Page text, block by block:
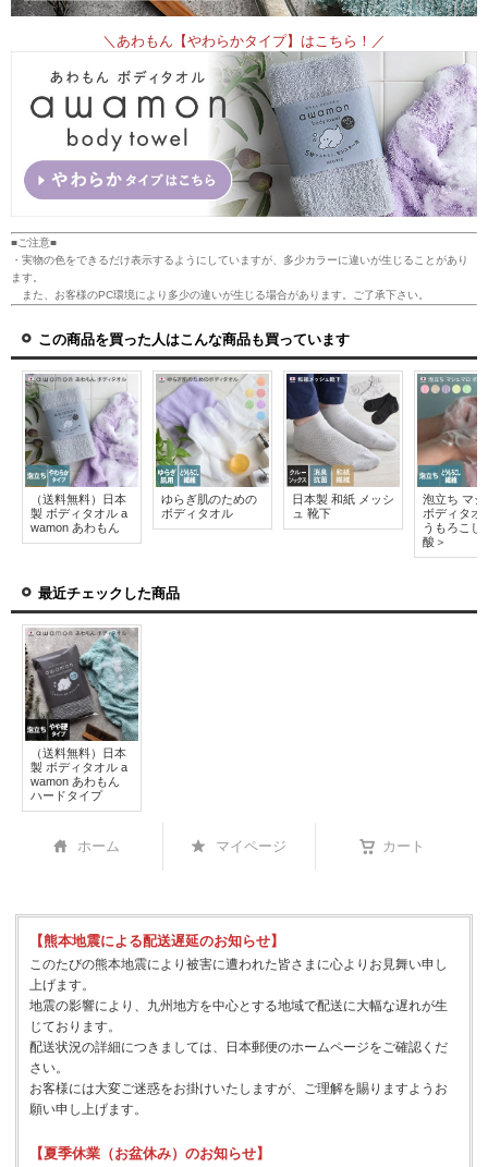
＼あわもん【やわらかタイプ】はこちら！／
■ご注意■
・実物の色をできるだけ表示するようにしていますが、多少カラーに違いが生じることがあり
ます。
また、お客様のPC環境により多少の違いが生じる場合があります。ご了承下さい。
この商品を買った人はこんな商品も買っています
（送料無料）日本
製 ボディタオル a
wamon あわもん
ゆらぎ肌のための
ボディタオル
日本製 和紙 メッシ
ュ 靴下
泡立ち マ
ボディタオ
うもろこし
酸＞
最近チェックした商品
（送料無料）日本
製 ボディタオル a
wamon あわもん
ハードタイプ
ホーム マイページ カート
【熊本地震による配送遅延のお知らせ】
このたびの熊本地震により被害に遭われた皆さまに心よりお見舞い申し
上げます。
地震の影響により、九州地方を中心とする地域で配送に大幅な遅れが生
じております。
配送状況の詳細につきましては、日本郵便のホームページをご確認くだ
さい。
お客様には大変ご迷惑をお掛けいたしますが、ご理解を賜りますようお
願い申し上げます。
【夏季休業（お盆休み）のお知らせ】